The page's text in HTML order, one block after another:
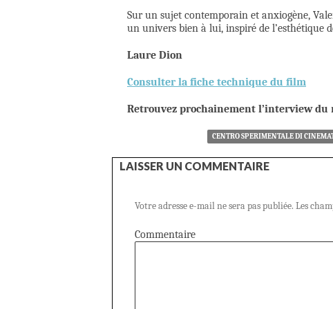
Sur un sujet contemporain et anxiogène,
un univers bien à lui, inspiré de l’esthétique
Laure Dion
Consulter la fiche technique du film
Retrouvez prochainement l’interview du
CENTRO SPERIMENTALE DI
LAISSER UN COMMENTAIRE
Votre adresse e-mail ne sera pas publiée. Les
Commentaire